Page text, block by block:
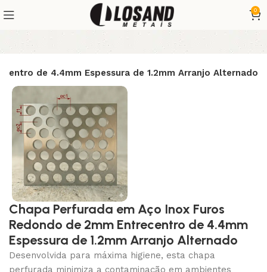
0
de 4.4mm Espessura de 1.2mm Arranjo Alternado
Chapa Perfurada em Aço Inox Furos
Redondo de 2mm Entrecentro de 4.4mm
Espessura de 1.2mm Arranjo Alternado
Desenvolvida para máxima higiene, esta chapa
perfurada minimiza a contaminação em ambientes